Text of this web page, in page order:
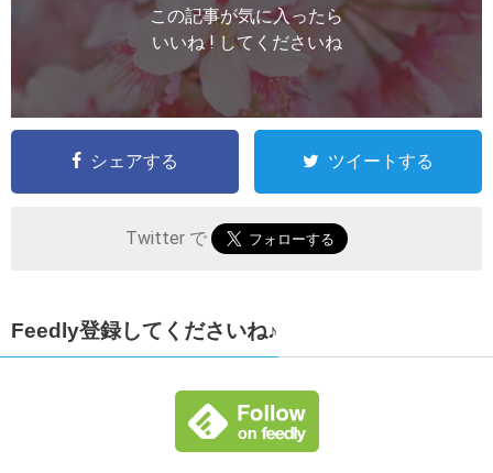
この記事が気に入ったら
いいね ! してくださいね
シェアする ツイートする
Twitter で
Feedly登録してくださいね♪